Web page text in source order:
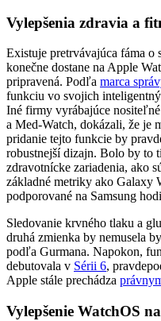
Vylepšenia zdravia a
Existuje pretrvávajúca fáma o
konečne dostane na Apple
pripravená. Podľa marca
funkciu vo svojich
Iné firmy vyrábajúce
a Med-Watch, dokázali, že je
pridanie tejto funkcie by
robustnejší dizajn. Bolo by to
zdravotnícke zariadenia, ako
základné metriky ako Galaxy
podporované na Samsung
Sledovanie krvného tlaku a
druhá zmienka by nemusela
podľa Gurmana. Napokon,
debutovala v Sérii 6,
Apple stále prechádza
Vylepšenie WatchOS